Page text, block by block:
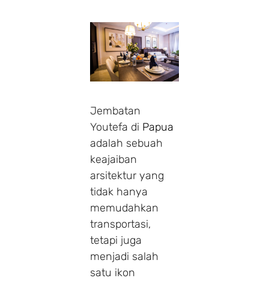
Jembatan
Youtefa di Papua
adalah sebuah
keajaiban
arsitektur yang
tidak hanya
memudahkan
transportasi,
tetapi juga
menjadi salah
satu ikon